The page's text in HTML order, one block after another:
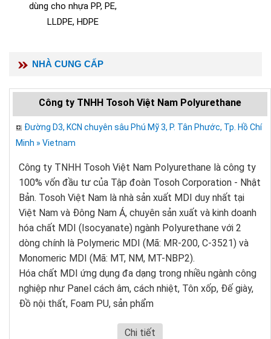
dùng cho nhựa PP, PE,
LLDPE, HDPE
NHÀ CUNG CẤP
Công ty TNHH Tosoh Việt Nam Polyurethane
Đường D3, KCN chuyên sâu Phú Mỹ 3, P. Tân Phước, Tp. Hồ Chí
Minh » Vietnam
Công ty TNHH Tosoh Việt Nam Polyurethane là công ty
100% vốn đầu tư của Tập đoàn Tosoh Corporation - Nhật
Bản. Tosoh Việt Nam là nhà sản xuất MDI duy nhất tại
Việt Nam và Đông Nam Á, chuyên sản xuất và kinh doanh
hóa chất MDI (Isocyanate) ngành Polyurethane với 2
dòng chính là Polymeric MDI (Mã: MR-200, C-3521) và
Monomeric MDI (Mã: MT, NM, MT-NBP2).
Hóa chất MDI ứng dụng đa dạng trong nhiều ngành công
nghiệp như Panel cách âm, cách nhiệt, Tôn xốp, Đế giày,
Đồ nội thất, Foam PU, sản phẩm
Chi tiết